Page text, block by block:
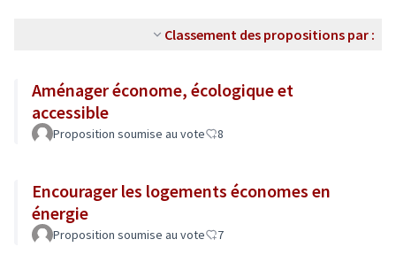
Classement des propositions par :
Aménager économe, écologique et
accessible
Proposition soumise au vote 8
Encourager les logements économes en
énergie
Proposition soumise au vote 7